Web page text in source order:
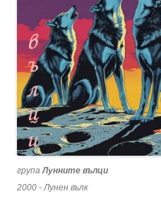
групаЛунните вълци
2000 - Лунен вълк